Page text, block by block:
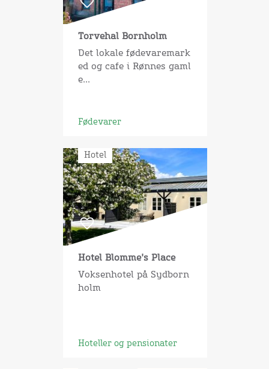
Torvehal Bornholm
Det lokale fødevaremark
ed og cafe i Rønnes gaml
e...
Fødevarer
Hotel
Hotel Blomme's Place
Voksenhotel på Sydborn
holm
Hoteller og pensionater